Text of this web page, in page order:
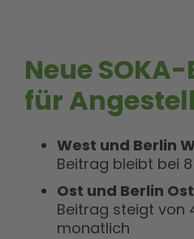
Neue
für
West und Berlin
Beitrag bleibt bei
Ost und Berlin
Beitrag steigt von
monatlich